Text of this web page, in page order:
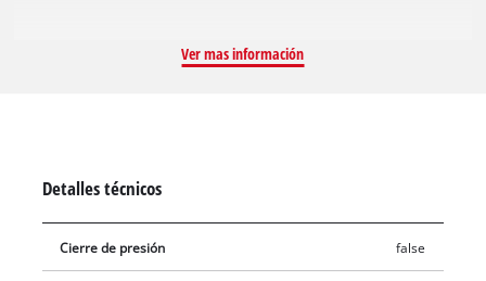
directamente en el E-Case. La fijación es rápida y sin
por separado.
Ver mas información
Detalles técnicos
Cierre de presión false